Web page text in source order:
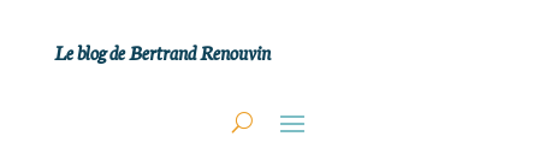
Le blog de Bertrand Renouvin